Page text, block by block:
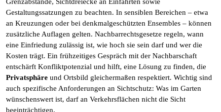
Gestaltungssatzungen zu beachten. In sensiblen Bereichen – etwa
an Kreuzungen oder bei denkmalgeschützten Ensembles – können
zusätzliche Auflagen gelten. Nachbarrechtsgesetze regeln, wann
eine Einfriedung zulässig ist, wie hoch sie sein darf und wer die
Kosten trägt. Ein frühzeitiges Gespräch mit der Nachbarschaft
entschärft Konfliktpotenzial und hilft, eine Lösung zu finden, die
Privatsphäre und Ortsbild gleichermaßen respektiert. Wichtig sind
auch spezifische Anforderungen an Sichtschutz: Was im Garten
wünschenswert ist, darf an Verkehrsflächen nicht die Sicht
beeinträchtigen.